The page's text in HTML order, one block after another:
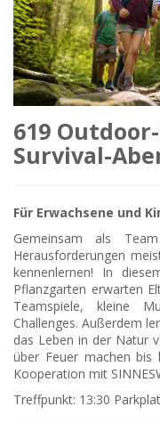
619
Survival-
Für Erwachsene und
Gemeinsam als
Herausforderungen
kennenlernen! In
Pflanzgarten erwarten
Teamspiele, kleine
Challenges. Außerdem
das Leben in der Natur
über Feuer machen bis
Kooperation mit
Treffpunkt: 13:30